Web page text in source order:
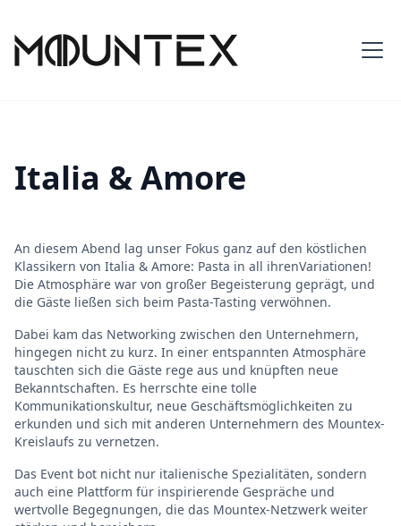
Italia & Amore
An diesem Abend lag unser Fokus ganz auf den köstlichen
Klassikern von Italia & Amore: Pasta in all ihrenVariationen!
Die Atmosphäre war von großer Begeisterung geprägt, und
die Gäste ließen sich beim Pasta-Tasting verwöhnen.
Dabei kam das Networking zwischen den Unternehmern,
hingegen nicht zu kurz. In einer entspannten Atmosphäre
tauschten sich die Gäste rege aus und knüpften neue
Bekanntschaften. Es herrschte eine tolle
Kommunikationskultur, neue Geschäftsmöglichkeiten zu
erkunden und sich mit anderen Unternehmern des Mountex-
Kreislaufs zu vernetzen.
Das Event bot nicht nur italienische Spezialitäten, sondern
auch eine Plattform für inspirierende Gespräche und
wertvolle Begegnungen, die das Mountex-Netzwerk weiter